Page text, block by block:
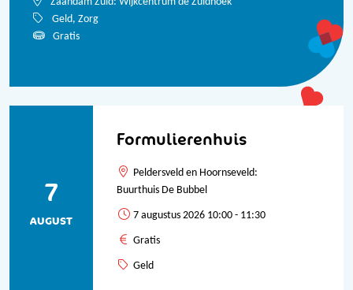
Geld, Zorg
Gratis
Formulierenhuis
7
AUGUST
Peldersveld en Hoornseveld:
Buurthuis De Bubbel
7 augustus 2026 10:00 - 11:30
Gratis
Geld